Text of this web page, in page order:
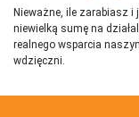
Nieważne, ile zarabiasz i
niewielką sumę na
realnego wsparcia
wdzięczni.